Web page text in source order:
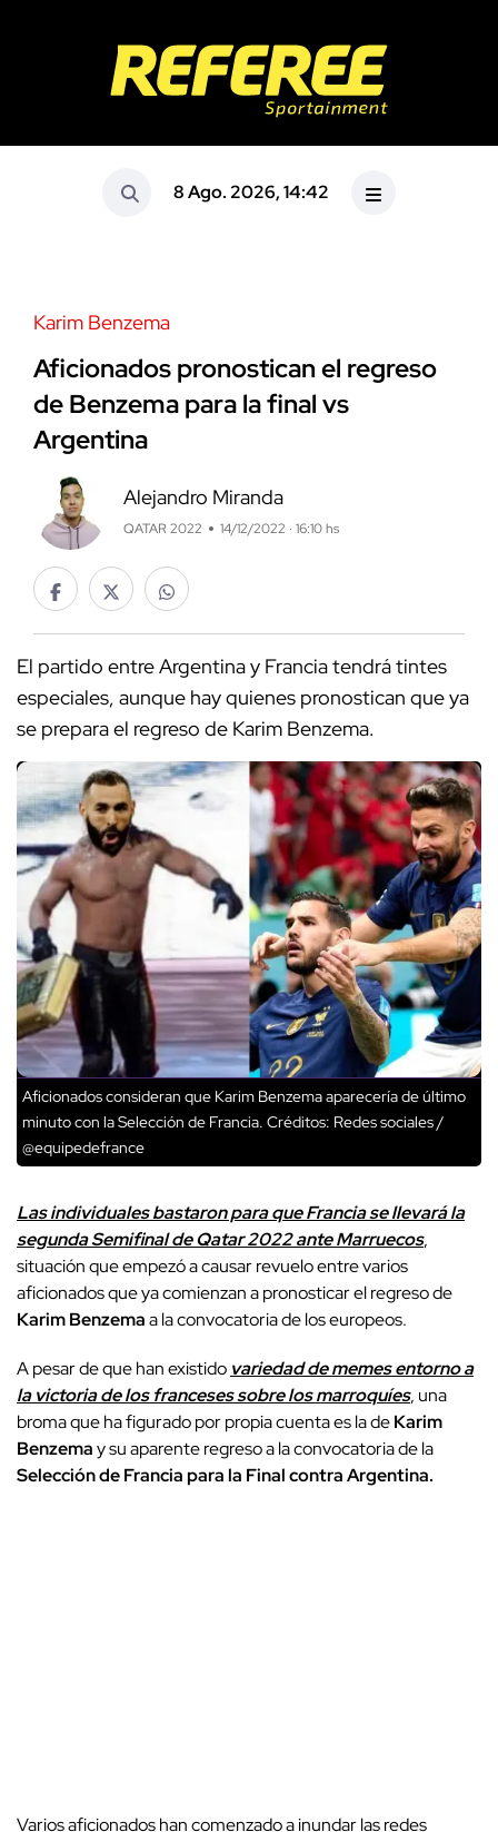
8 Ago. 2026, 14:42
Karim Benzema
Aficionados pronostican el regreso
de Benzema para la final vs
Argentina
Alejandro Miranda
QATAR 2022 14/12/2022 · 16:10 hs
El partido entre Argentina y Francia tendrá tintes
especiales, aunque hay quienes pronostican que ya
se prepara el regreso de Karim Benzema.
Aficionados consideran que Karim Benzema aparecería de último
minuto con la Selección de Francia. Créditos: Redes sociales /
@equipedefrance
Las individuales bastaron para que Francia se llevará la
segunda Semifinal de Qatar 2022 ante Marruecos,
situación que empezó a causar revuelo entre varios
aficionados que ya comienzan a pronosticar el regreso de
Karim Benzemaa la convocatoria de los europeos.
A pesar de que han existido variedad de memes entorno a
la victoria de los franceses sobre los marroquíes, una
broma que ha figurado por propia cuenta es la deKarim
Benzemay su aparente regreso a la convocatoria de la
Selección de Francia para la Final contra Argentina.
Varios aficionados han comenzado a inundar las redes